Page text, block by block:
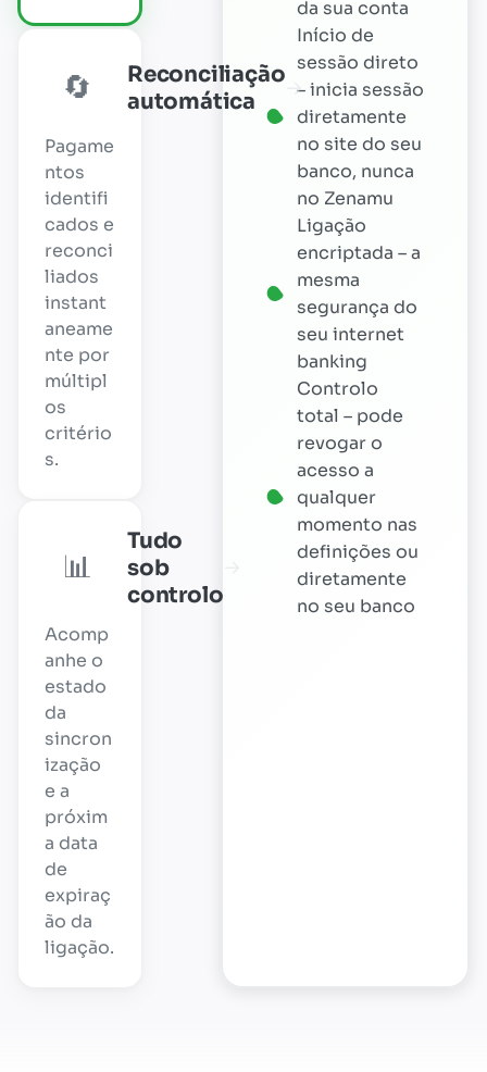
🔄
Reconciliação
automática
→
Pagame
ntos
identifi
cados e
reconci
liados
instant
aneame
nte por
múltipl
os
critério
s.
📊
Tudo
sob
controlo
Acomp
anhe o
estado
da
sincron
ização
e a
próxim
a data
de
expiraç
ão da
ligação.
da sua conta
Início de
sessão direto
– inicia sessão
diretamente
no site do seu
banco, nunca
no Zenamu
Ligação
encriptada – a
mesma
segurança do
seu internet
banking
Controlo
total – pode
revogar o
acesso a
qualquer
momento nas
definições ou
diretamente
no seu banco